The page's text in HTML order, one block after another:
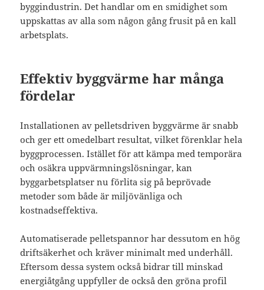
byggindustrin. Det handlar om en smidighet som
uppskattas av alla som någon gång frusit på en kall
arbetsplats.
Effektiv byggvärme har många
fördelar
Installationen av pelletsdriven byggvärme är snabb
och ger ett omedelbart resultat, vilket förenklar hela
byggprocessen. Istället för att kämpa med temporära
och osäkra uppvärmningslösningar, kan
byggarbetsplatser nu förlita sig på beprövade
metoder som både är miljövänliga och
kostnadseffektiva.
Automatiserade pelletspannor har dessutom en hög
driftsäkerhet och kräver minimalt med underhåll.
Eftersom dessa system också bidrar till minskad
energiåtgång uppfyller de också den gröna profil